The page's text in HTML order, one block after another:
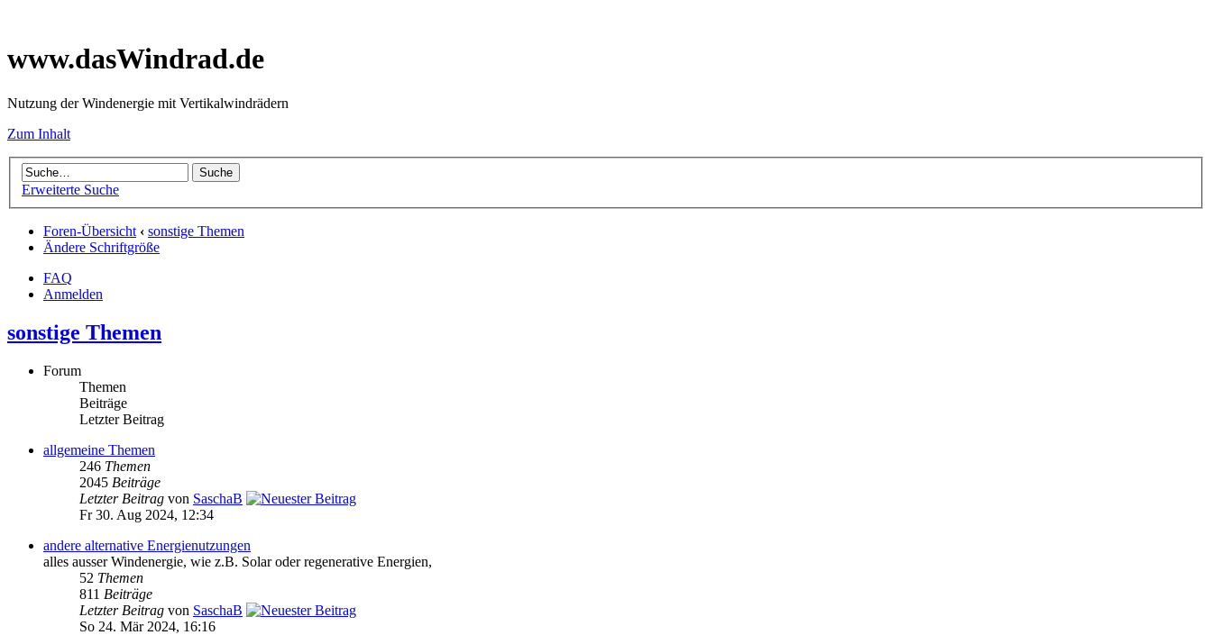
www.dasWindrad.de
Nutzung der Windenergie mit Vertikalwindrädern
Zum Inhalt
Erweiterte Suche
Foren-Übersicht ‹ sonstige Themen
Ändere Schriftgröße
FAQ
Anmelden
sonstige Themen
Forum
Themen
Beiträge
Letzter Beitrag
allgemeine Themen
246 Themen
2045 Beiträge
Letzter Beitrag von SaschaB
Fr 30. Aug 2024, 12:34
andere alternative Energienutzungen
alles ausser Windenergie, wie z.B. Solar oder regenerative Energien,
52 Themen
811 Beiträge
Letzter Beitrag von SaschaB
So 24. Mär 2024, 16:16